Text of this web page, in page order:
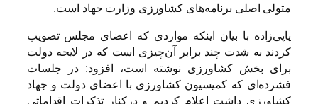
متولی اصلی برنامه‌های کشاورزی وزارت جهاد است.
پاپی‌زاده با بیان اینکه مواردی که اعضای مجلس تصویب
کردند به شدت چند برابر آن‌چیزی است که در لایحه دولت
برای بخش کشاورزی نوشته است، افزود: در جلسات
فشرده‌ای که کمیسیون کشاورزی با اعضای دولت و جهاد
کشاورزی داشت اعلام کردیم و درکنار تذکرات اقداماتی